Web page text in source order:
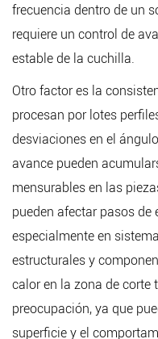
frecuencia dentro de un
requiere un control de
estable de la cuchilla.
Otro factor es la
procesan por lotes
desviaciones en el
avance pueden
mensurables en las
pueden afectar pasos de
especialmente en
estructurales y
calor en la zona de corte
preocupación, ya que
superficie y el